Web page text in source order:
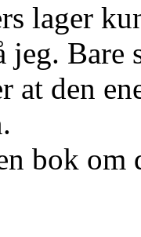
lager
jeg. Bare
at den
bok om